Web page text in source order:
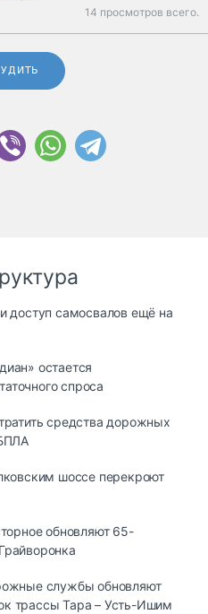
14 просмотров всего.
доступ самосвалов ещё на
остается
спроса
средства дорожных
шоссе перекроют
обновляют 65-
службы обновляют
трассы Тара – Усть-Ишим